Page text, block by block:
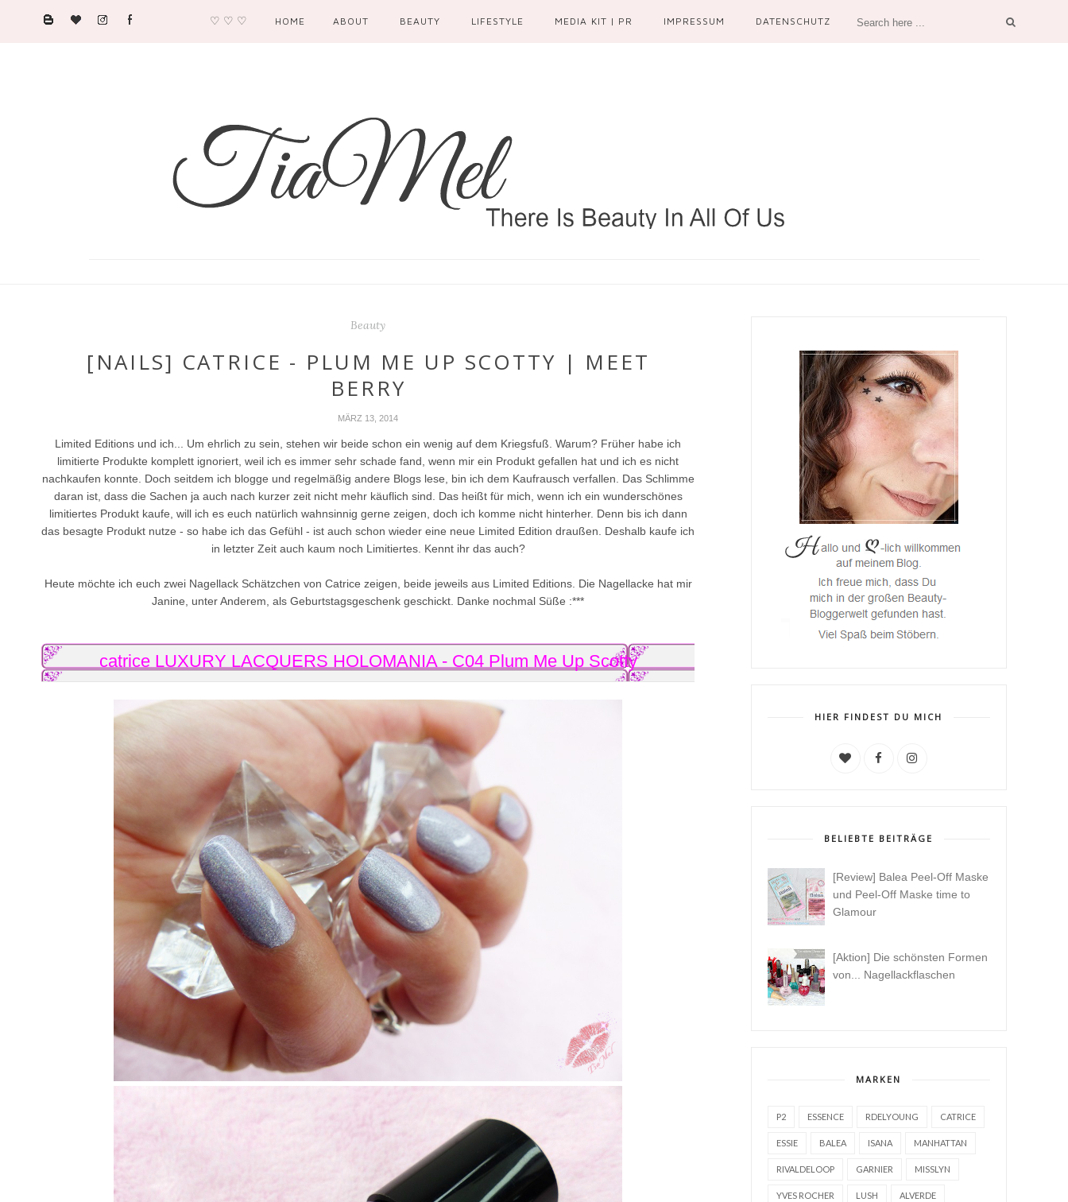
♡ ♡ ♡ HOME ABOUT BEAUTY LIFESTYLE MEDIA KIT | PR IMPRESSUM DATENSCHUTZ
Beauty
[NAILS] CATRICE - PLUM ME UP SCOTTY | MEET
BERRY
MÄRZ 13, 2014
Limited Editions und ich... Um ehrlich zu sein, stehen wir beide schon ein wenig auf dem Kriegsfuß. Warum? Früher habe ich
limitierte Produkte komplett ignoriert, weil ich es immer sehr schade fand, wenn mir ein Produkt gefallen hat und ich es nicht
nachkaufen konnte. Doch seitdem ich blogge und regelmäßig andere Blogs lese, bin ich dem Kaufrausch verfallen. Das Schlimme
daran ist, dass die Sachen ja auch nach kurzer zeit nicht mehr käuflich sind. Das heißt für mich, wenn ich ein wunderschönes
limitiertes Produkt kaufe, will ich es euch natürlich wahnsinnig gerne zeigen, doch ich komme nicht hinterher. Denn bis ich dann
das besagte Produkt nutze - so habe ich das Gefühl - ist auch schon wieder eine neue Limited Edition draußen. Deshalb kaufe ich
in letzter Zeit auch kaum noch Limitiertes. Kennt ihr das auch?
Heute möchte ich euch zwei Nagellack Schätzchen von Catrice zeigen, beide jeweils aus Limited Editions. Die Nagellacke hat mir
Janine, unter Anderem, als Geburtstagsgeschenk geschickt. Danke nochmal Süße :***
catrice LUXURY LACQUERS HOLOMANIA - C04 Plum Me Up Scotty
HIER FINDEST DU MICH
BELIEBTE BEITRÄGE
[Review] Balea Peel-Off Maske
und Peel-Off Maske time to
Glamour
[Aktion] Die schönsten Formen
von... Nagellackflaschen
MARKEN
P2 ESSENCE RDELYOUNG CATRICE
ESSIE BALEA ISANA MANHATTAN
RIVALDELOOP GARNIER MISSLYN
YVES ROCHER LUSH ALVERDE